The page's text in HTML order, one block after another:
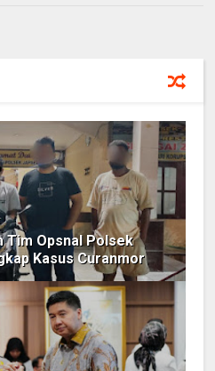
Tim Opsnal Polsek
Kasus Curanmor